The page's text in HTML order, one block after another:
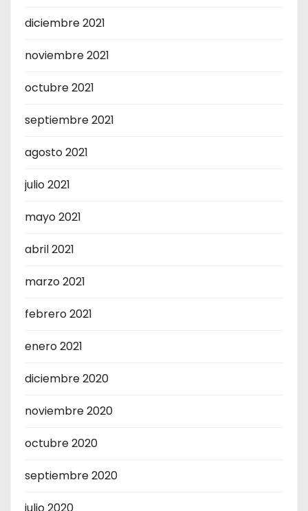
diciembre 2021
noviembre 2021
octubre 2021
septiembre 2021
agosto 2021
julio 2021
mayo 2021
abril 2021
marzo 2021
febrero 2021
enero 2021
diciembre 2020
noviembre 2020
octubre 2020
septiembre 2020